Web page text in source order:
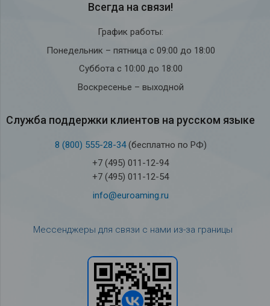
Всегда на связи!
График работы:
Понедельник – пятница с 09:00 до 18:00
Суббота с 10:00 до 18:00
Воскресенье – выходной
Служба под­держки кли­ен­тов на рус­ском языке
8 (800) 555-28-34(бесплатно по РФ)
+7 (495) 011-12-94
+7 (495) 011-12-54
info@euroaming.ru
Мессенджеры для связи с нами из-за границы